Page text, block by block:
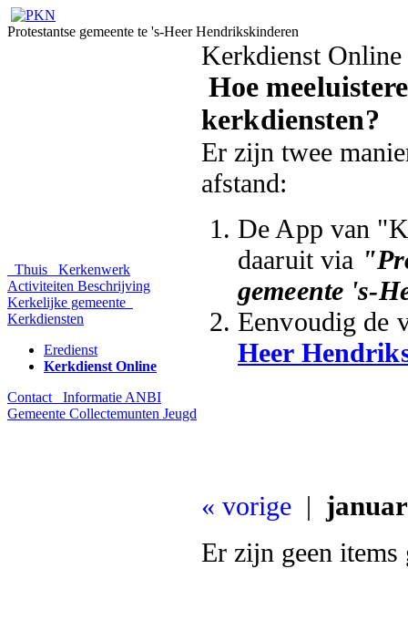
Protestantse gemeente te 's-Heer Hendrikskinderen
Thuis
Kerkenwerk
Activiteiten Beschrijving
Kerkelijke gemeente
Kerkdiensten
Eredienst
Kerkdienst Online
Contact
Informatie ANBI
Gemeente Collectemunten Jeugd
Kerkdienst Online
Hoe
kerkdiensten?
Er zijn twee
afstand:
De App van
daaruit via
gemeente 's-
Eenvoudig de
Heer
« vorige |
Er zijn geen items